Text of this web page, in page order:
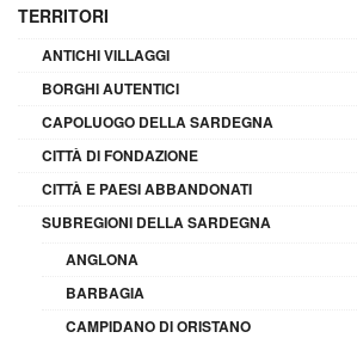
TERRITORI
ANTICHI VILLAGGI
BORGHI AUTENTICI
CAPOLUOGO DELLA SARDEGNA
CITTÀ DI FONDAZIONE
CITTÀ E PAESI ABBANDONATI
SUBREGIONI DELLA SARDEGNA
ANGLONA
BARBAGIA
CAMPIDANO DI ORISTANO